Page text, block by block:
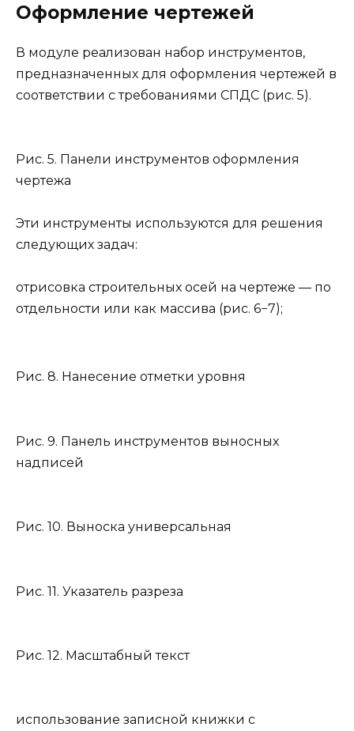
Оформление чертежей
В модуле реализован набор инструментов,
предназначенных для оформления чертежей в
соответствии с требованиями СПДС (рис. 5).
Рис. 5. Панели инструментов оформления
чертежа
Эти инструменты используются для решения
следующих задач:
отрисовка строительных осей на чертеже — по
отдельности или как массива (рис. 6−7);
Рис. 8. Нанесение отметки уровня
Рис. 9. Панель инструментов выносных
надписей
Рис. 10. Выноска универсальная
Рис. 11. Указатель разреза
Рис. 12. Масштабный текст
использование записной книжки с